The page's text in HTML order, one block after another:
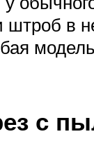
штроб в
модель
с